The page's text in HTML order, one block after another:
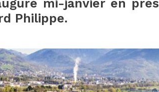
mi-janvier en
Philippe.